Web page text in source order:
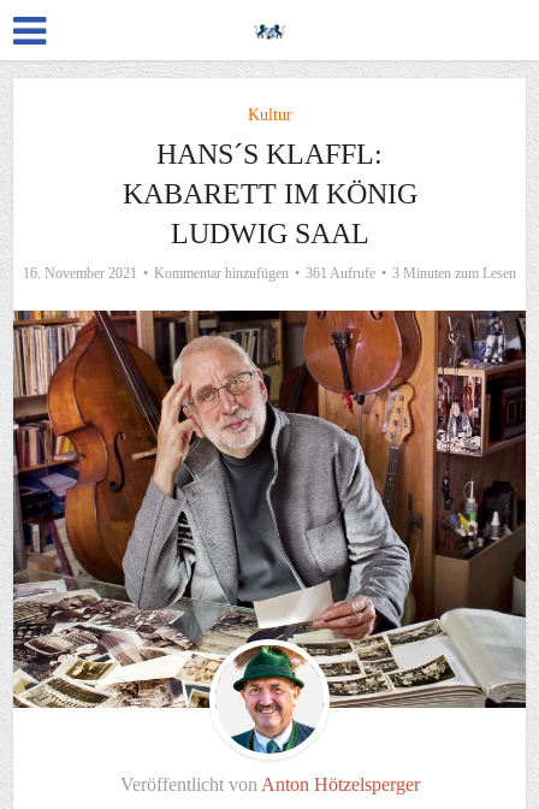
Kultur
HANS´S KLAFFL:
KABARETT IM KÖNIG
LUDWIG SAAL
16. November 2021 Kommentar hinzufügen 361 Aufrufe 3 Minuten zum Lesen
Veröffentlicht von Anton Hötzelsperger